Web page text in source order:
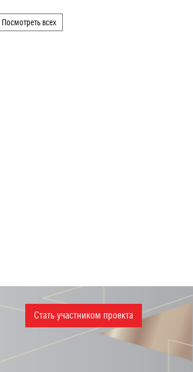
Посмотреть всех
Стать участником проекта